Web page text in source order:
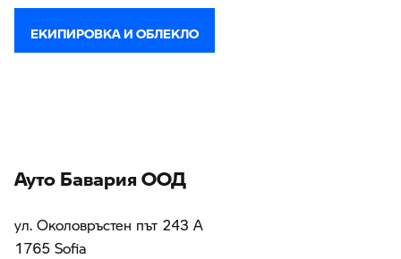
ЕКИПИРОВКА И ОБЛЕКЛО
Ауто Бавария ООД
ул. Околовръстен път 243 А
1765 Sofia